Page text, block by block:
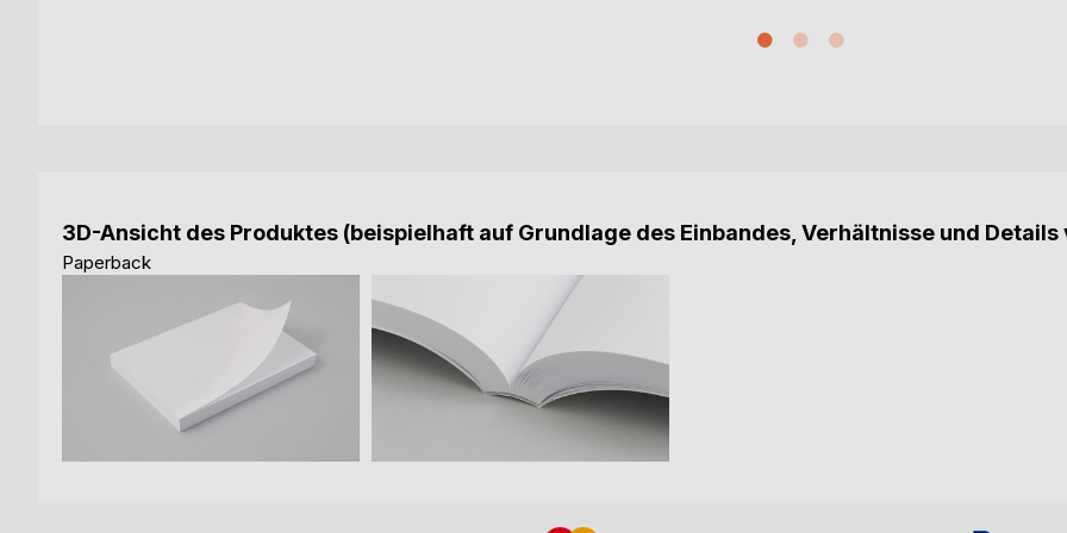
3D-Ansicht des Produktes (beispielhaft auf Grundlage des Einbandes, Verhältnisse und
Paperback